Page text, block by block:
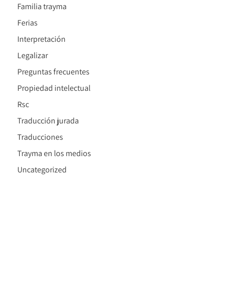
Familia trayma
Ferias
Interpretación
Legalizar
Preguntas frecuentes
Propiedad intelectual
Rsc
Traducción jurada
Traducciones
Trayma en los medios
Uncategorized